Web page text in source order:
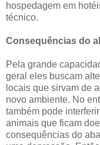
hospedagem em
técnico.
Consequências do
Pela grande
geral eles buscam
locais que sirvam de
novo ambiente. No
também pode
animais que ficam
consequências do